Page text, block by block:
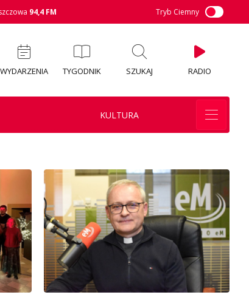
94,4 FM Tryb Ciemny
WYDARZENIA TYGODNIK SZUKAJ RADIO
KULTURA